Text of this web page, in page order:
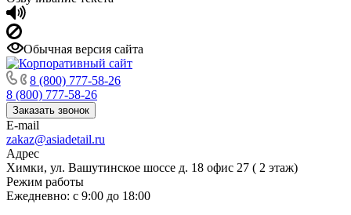
Обычная версия сайта
8 (800) 777-58-26
8 (800) 777-58-26
Заказать звонок
E-mail
zakaz@asiadetail.ru
Адрес
Химки, ул. Вашутинское шоссе д. 18 офис 27 ( 2 этаж)
Режим работы
Ежедневно: с 9:00 до 18:00